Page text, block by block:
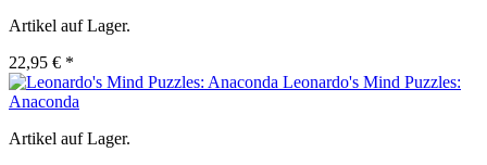
Artikel auf Lager.
22,95 € *
Leonardo's Mind Puzzles:
Anaconda
Artikel auf Lager.